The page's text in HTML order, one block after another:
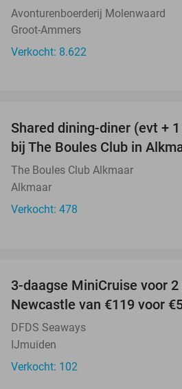
Avonturenboerderij Molenwaard
Groot-Ammers
Verkocht: 8.622
Shared dining-diner (evt +
bij The Boules Club in
The Boules Club Alkmaar
Alkmaar
Verkocht: 478
3-daagse MiniCruise voor
Newcastle van €119 voor
DFDS Seaways
IJmuiden
Verkocht: 102